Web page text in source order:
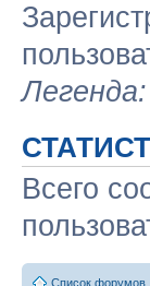
Всего
Список форумов